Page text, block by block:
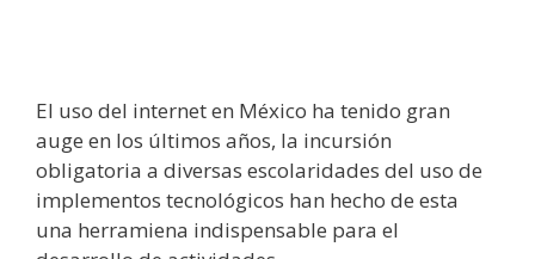
El uso del internet en México ha tenido gran
auge en los últimos años, la incursión
obligatoria a diversas escolaridades del uso de
implementos tecnológicos han hecho de esta
una herramiena indispensable para el